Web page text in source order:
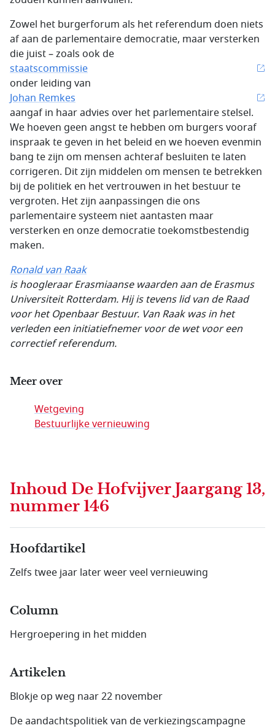
Zowel het burgerforum als het referendum doen niets
af aan de parlementaire democratie, maar versterken
die juist – zoals ook de
staatscommissie
onder leiding van
Johan Remkes
aangaf in haar advies over het parlementaire stelsel.
We hoeven geen angst te hebben om burgers vooraf
inspraak te geven in het beleid en we hoeven evenmin
bang te zijn om mensen achteraf besluiten te laten
corrigeren. Dit zijn middelen om mensen te betrekken
bij de politiek en het vertrouwen in het bestuur te
vergroten. Het zijn aanpassingen die ons
parlementaire systeem niet aantasten maar
versterken en onze democratie toekomstbestendig
maken.
Ronald van Raak
is hoogleraar Erasmiaanse waarden aan de Erasmus
Universiteit Rotterdam. Hij is tevens lid van de Raad
voor het Openbaar Bestuur. Van Raak was in het
verleden een initiatiefnemer voor de wet voor een
correctief referendum.
Meer over
Wetgeving
Bestuurlijke vernieuwing
Inhoud De Hofvijver Jaargang 13,
nummer 146
Hoofdartikel
Zelfs twee jaar later weer veel vernieuwing
Column
Hergroepering in het midden
Artikelen
Blokje op weg naar 22 november
De aandachtspolitiek van de verkiezingscampagne